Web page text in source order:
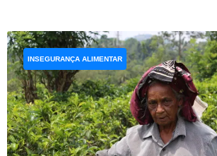
INSEGURANÇA ALIMENTAR